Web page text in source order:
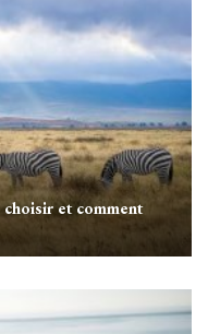
choisir et comment